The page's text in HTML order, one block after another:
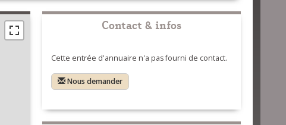
Contact & infos
Cette entrée d'annuaire n'a pas fourni de contact.
Nous demander